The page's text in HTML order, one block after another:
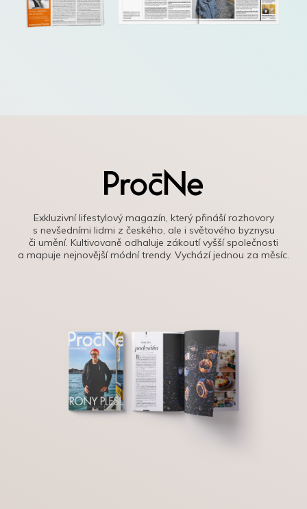
Exkluzivní lifestylový magazín, který přináší rozhovory
s nevšedními lidmi z českého, ale i světového byznysu
či umění. Kultivovaně odhaluje zákoutí vyšší společnosti
a mapuje nejnovější módní trendy. Vychází jednou za měsíc.